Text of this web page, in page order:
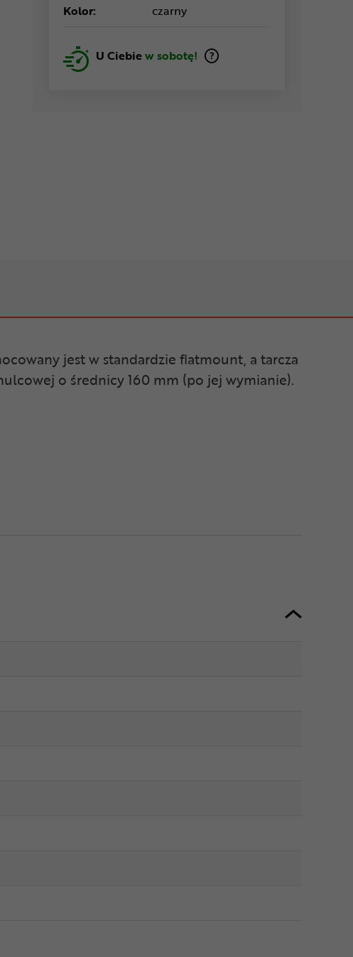
Kolor: czarny
U Ciebiew sobotę!
jest w standardzie flatmount, a tarcza
o średnicy 160 mm (po jej wymianie).